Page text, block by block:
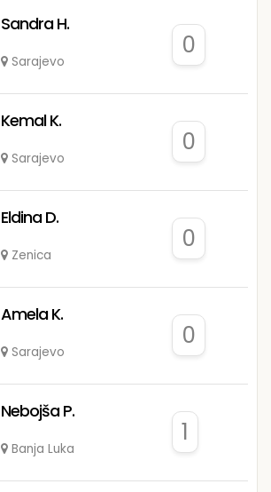
Sandra H.
Sarajevo
0
Kemal K.
Sarajevo
0
Eldina D.
Zenica
0
Amela K.
Sarajevo
0
Nebojša P.
Banja Luka
1